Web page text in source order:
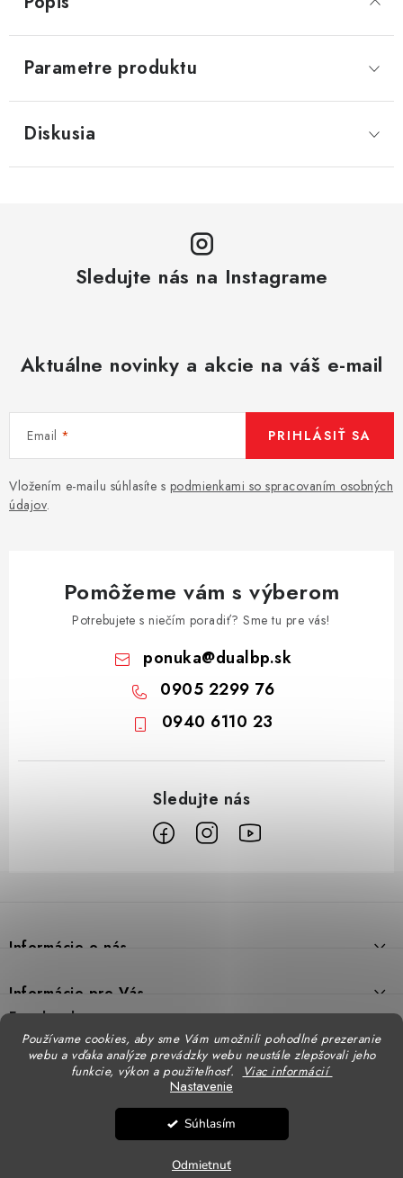
Používame cookies, aby sme Vám umožnili pohodlné prezeranie
webu a vďaka analýze prevádzky webu neustále zlepšovali jeho
funkcie, výkon a použiteľnosť.
Viac informácií
Nastavenie
Odmietnuť
Súhlasím
Parametre produktu
Diskusia
Sledujte nás na Instagrame
Aktuálne novinky a akcie na váš e-mail
Email
Vložením e-mailu súhlasíte s podmienkami so spracovaním osobných
údajov.
PRIHLÁSIŤ SA
Pomôžeme vám s výberom
Potrebujete s niečím poradiť? Sme tu pre vás!
ponuka@dualbp.sk
0905 2299 76
0940 6110 23
p
i
Informácie o nás
Prečo DUAL BP
Predajne
Doprava
Informácie pre Vás
Formulár na výmenu tovaru
Facebook
Katalógy
STENSO - kompletné OOPP
CXS - kompletné OOPP
Vytvoril Shoptet